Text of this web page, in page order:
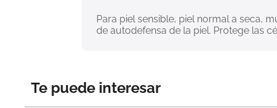
Para piel sensible, piel normal a seca,
de autodefensa de la piel. Protege las
Te puede interesar